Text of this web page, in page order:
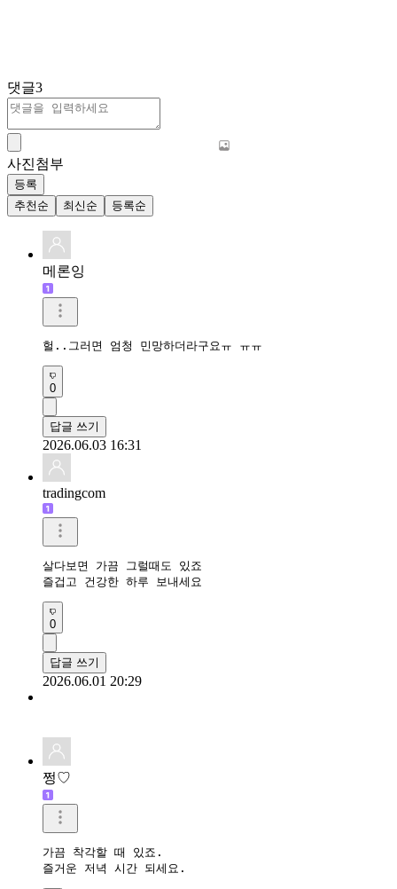
댓글3
사진첨부
등록
추천순
최신순 등록순
메론잉
헐..그러면 엄청 민망하더라구요ㅠ ㅠㅠ
0
답글 쓰기
2026.06.03 16:31
tradingcom
살다보면 가끔 그럴때도 있죠
즐겁고 건강한 하루 보내세요
0
답글 쓰기
2026.06.01 20:29
쩡♡
가끔 착각할 때 있죠.
즐거운 저녁 시간 되세요.